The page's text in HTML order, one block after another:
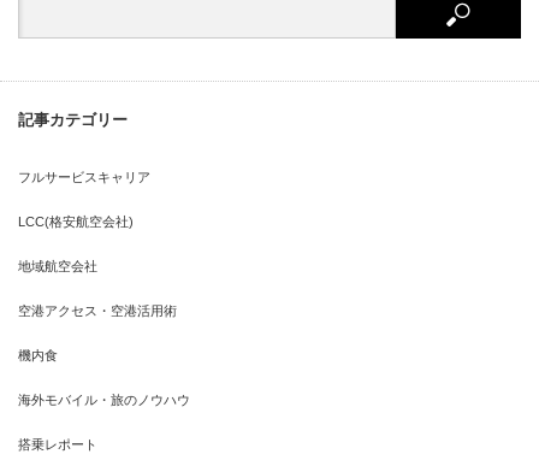
記事カテゴリー
フルサービスキャリア
LCC(格安航空会社)
地域航空会社
空港アクセス・空港活用術
機内食
海外モバイル・旅のノウハウ
搭乗レポート